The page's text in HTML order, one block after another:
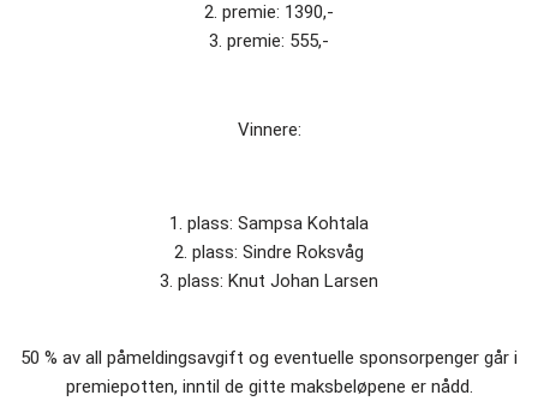
2. premie: 1390,-
3. premie: 555,-
Vinnere:
1. plass: Sampsa Kohtala
2. plass: Sindre Roksvåg
3. plass: Knut Johan Larsen
50 % av all påmeldingsavgift og eventuelle sponsorpenger går i
premiepotten, inntil de gitte maksbeløpene er nådd.